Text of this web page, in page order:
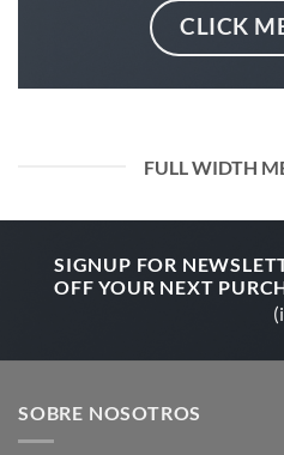
CLICK
FULL WIDTH
SIGNUP FOR
OFF YOUR NEXT
SOBRE NOSOTROS